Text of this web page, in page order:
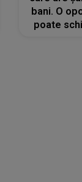
bani. O
poate